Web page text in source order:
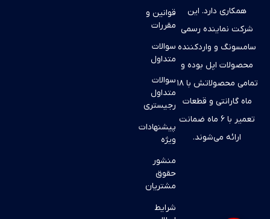
قوانین و
مقررات
سوالات
متداول
سوالات
متداول
رجیستری
پیشنهادات
ویژه
منشور
حقوق
مشتریان
شرایط
همکاری دارد. این
شرکت نماینده رسمی
سامسونگ و واردکننده
محصولات اپل بوده و
تمامی محصولاتش با ۱۸
ماه گارانتی و قطعات
تعمیر با ۶ ماه ضمانت
ارائه می‌شوند.